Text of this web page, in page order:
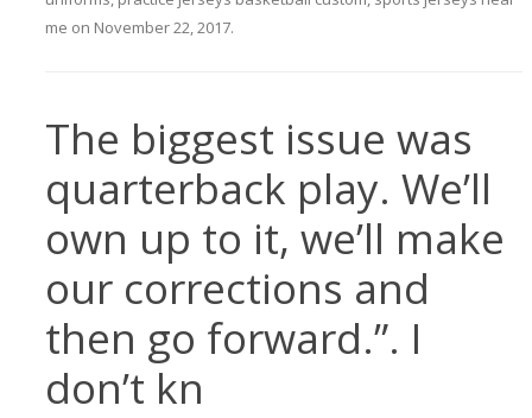
me on November 22, 2017.
The biggest issue was
quarterback play. We’ll
own up to it, we’ll make
our corrections and
then go forward.”. I
don’t kn